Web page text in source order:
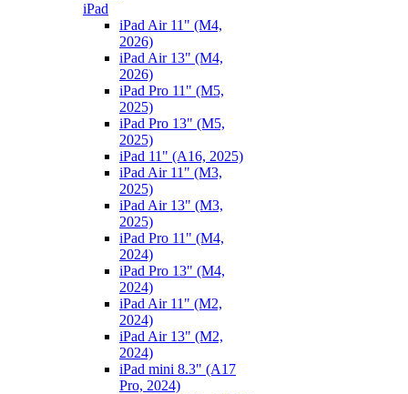
iPad
iPad Air 11" (M4,
2026)
iPad Air 13" (M4,
2026)
iPad Pro 11" (M5,
2025)
iPad Pro 13" (M5,
2025)
iPad 11" (A16, 2025)
iPad Air 11" (M3,
2025)
iPad Air 13" (M3,
2025)
iPad Pro 11" (M4,
2024)
iPad Pro 13" (M4,
2024)
iPad Air 11" (M2,
2024)
iPad Air 13" (M2,
2024)
iPad mini 8.3" (A17
Pro, 2024)